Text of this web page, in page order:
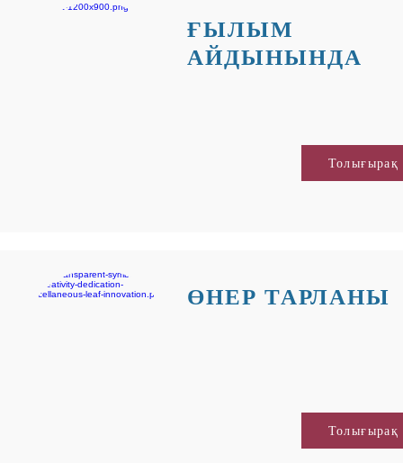
ҒЫЛЫМ
АЙДЫНЫНДА
Толығырақ
ӨНЕР ТАРЛАНЫ
Толығырақ